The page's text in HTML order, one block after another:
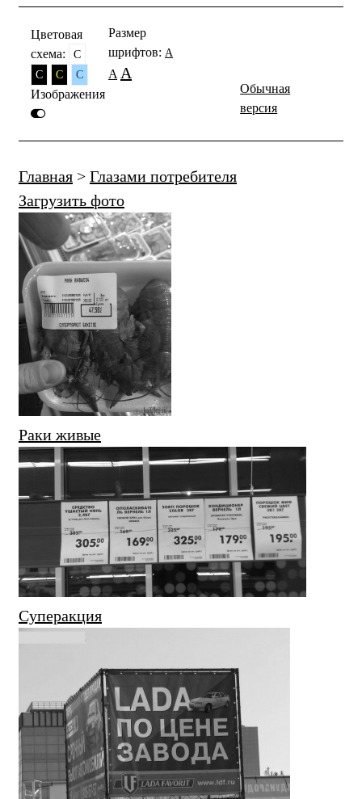
Цветовая
схема:
C
C
C C
Размер
шрифтов: A
A A
Изображения
Обычная
версия
Главная > Глазами потребителя
Загрузить фото
Раки живые
Суперакция